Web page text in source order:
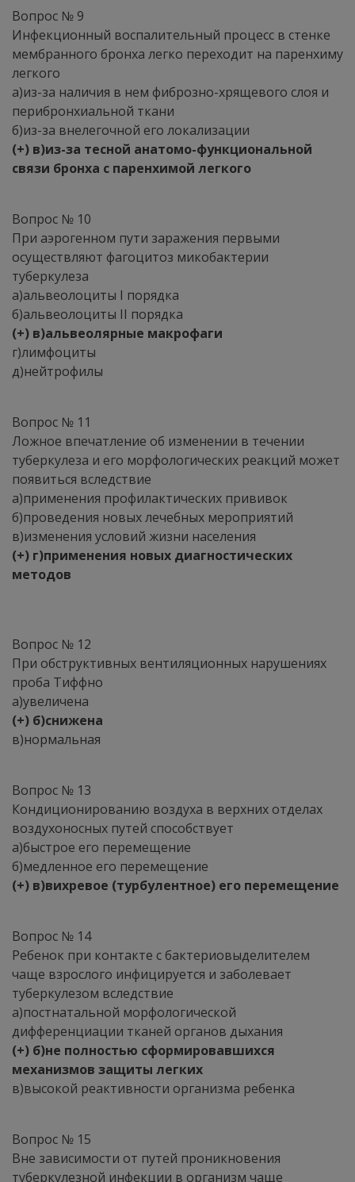
Вопрос № 9
Инфекционный воспалительный процесс в стенке
мембранного бронха легко переходит на паренхиму
легкого
а)из-за наличия в нем фиброзно-хрящевого слоя и
перибронхиальной ткани
б)из-за внелегочной его локализации
(+) в)из-за тесной анатомо-функциональной
связи бронха с паренхимой легкого
Вопрос № 10
При аэрогенном пути заражения первыми
осуществляют фагоцитоз микобактерии
туберкулеза
а)альвеолоциты I порядка
б)альвеолоциты II порядка
(+) в)альвеолярные макрофаги
г)лимфоциты
д)нейтрофилы
Вопрос № 11
Ложное впечатление об изменении в течении
туберкулеза и его морфологических реакций может
появиться вследствие
а)применения профилактических прививок
б)проведения новых лечебных мероприятий
в)изменения условий жизни населения
(+) г)применения новых диагностических
методов
Вопрос № 12
При обструктивных вентиляционных нарушениях
проба Тиффно
а)увеличена
(+) б)снижена
в)нормальная
Вопрос № 13
Кондиционированию воздуха в верхних отделах
воздухоносных путей способствует
а)быстрое его перемещение
б)медленное его перемещение
(+) в)вихревое (турбулентное) его перемещение
Вопрос № 14
Ребенок при контакте с бактериовыделителем
чаще взрослого инфицируется и заболевает
туберкулезом вследствие
а)постнатальной морфологической
дифференциации тканей органов дыхания
(+) б)не полностью сформировавшихся
механизмов защиты легких
в)высокой реактивности организма ребенка
Вопрос № 15
Вне зависимости от путей проникновения
туберкулезной инфекции в организм чаще